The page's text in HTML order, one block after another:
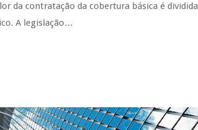
da contratação da cobertura básica é dividida
A legislação…